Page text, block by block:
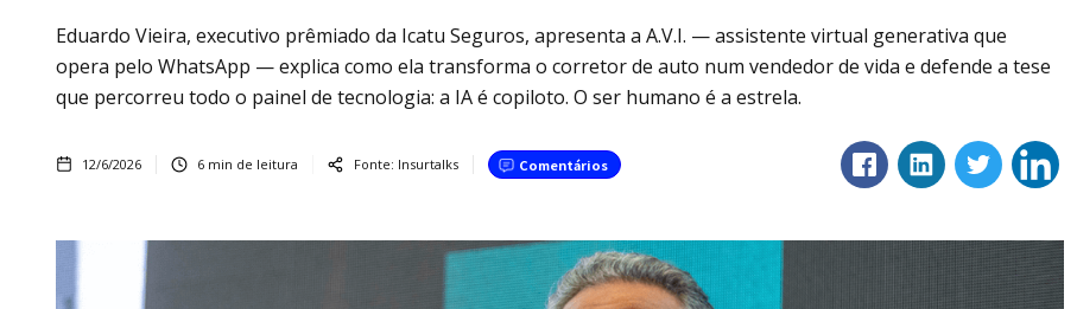
Eduardo Vieira, executivo prêmiado da Icatu Seguros, apresenta a A.V.I. — assistente virtual generativa que
opera pelo WhatsApp — explica como ela transforma o corretor de auto num vendedor de vida e defende a tese
que percorreu todo o painel de tecnologia: a IA é copiloto. O ser humano é a estrela.
12/6/2026 6 min de leitura Fonte: Insurtalks Comentários